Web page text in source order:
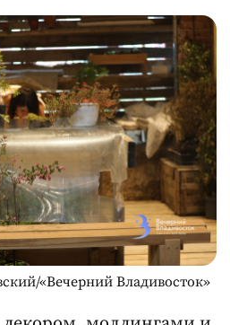
«Вечерний Владивосток»